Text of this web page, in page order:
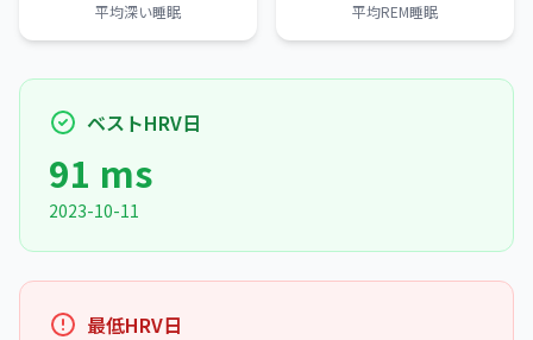
平均深い睡眠 平均REM睡眠
ベストHRV日
91 ms
2023-10-11
最低HRV日